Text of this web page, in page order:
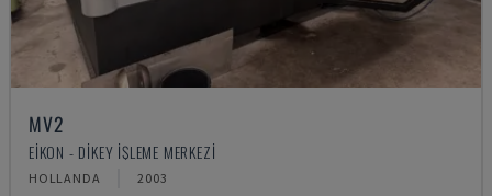
MV2
EIKON - DIKEY İŞLEME MERKEZI
HOLLANDA 2003